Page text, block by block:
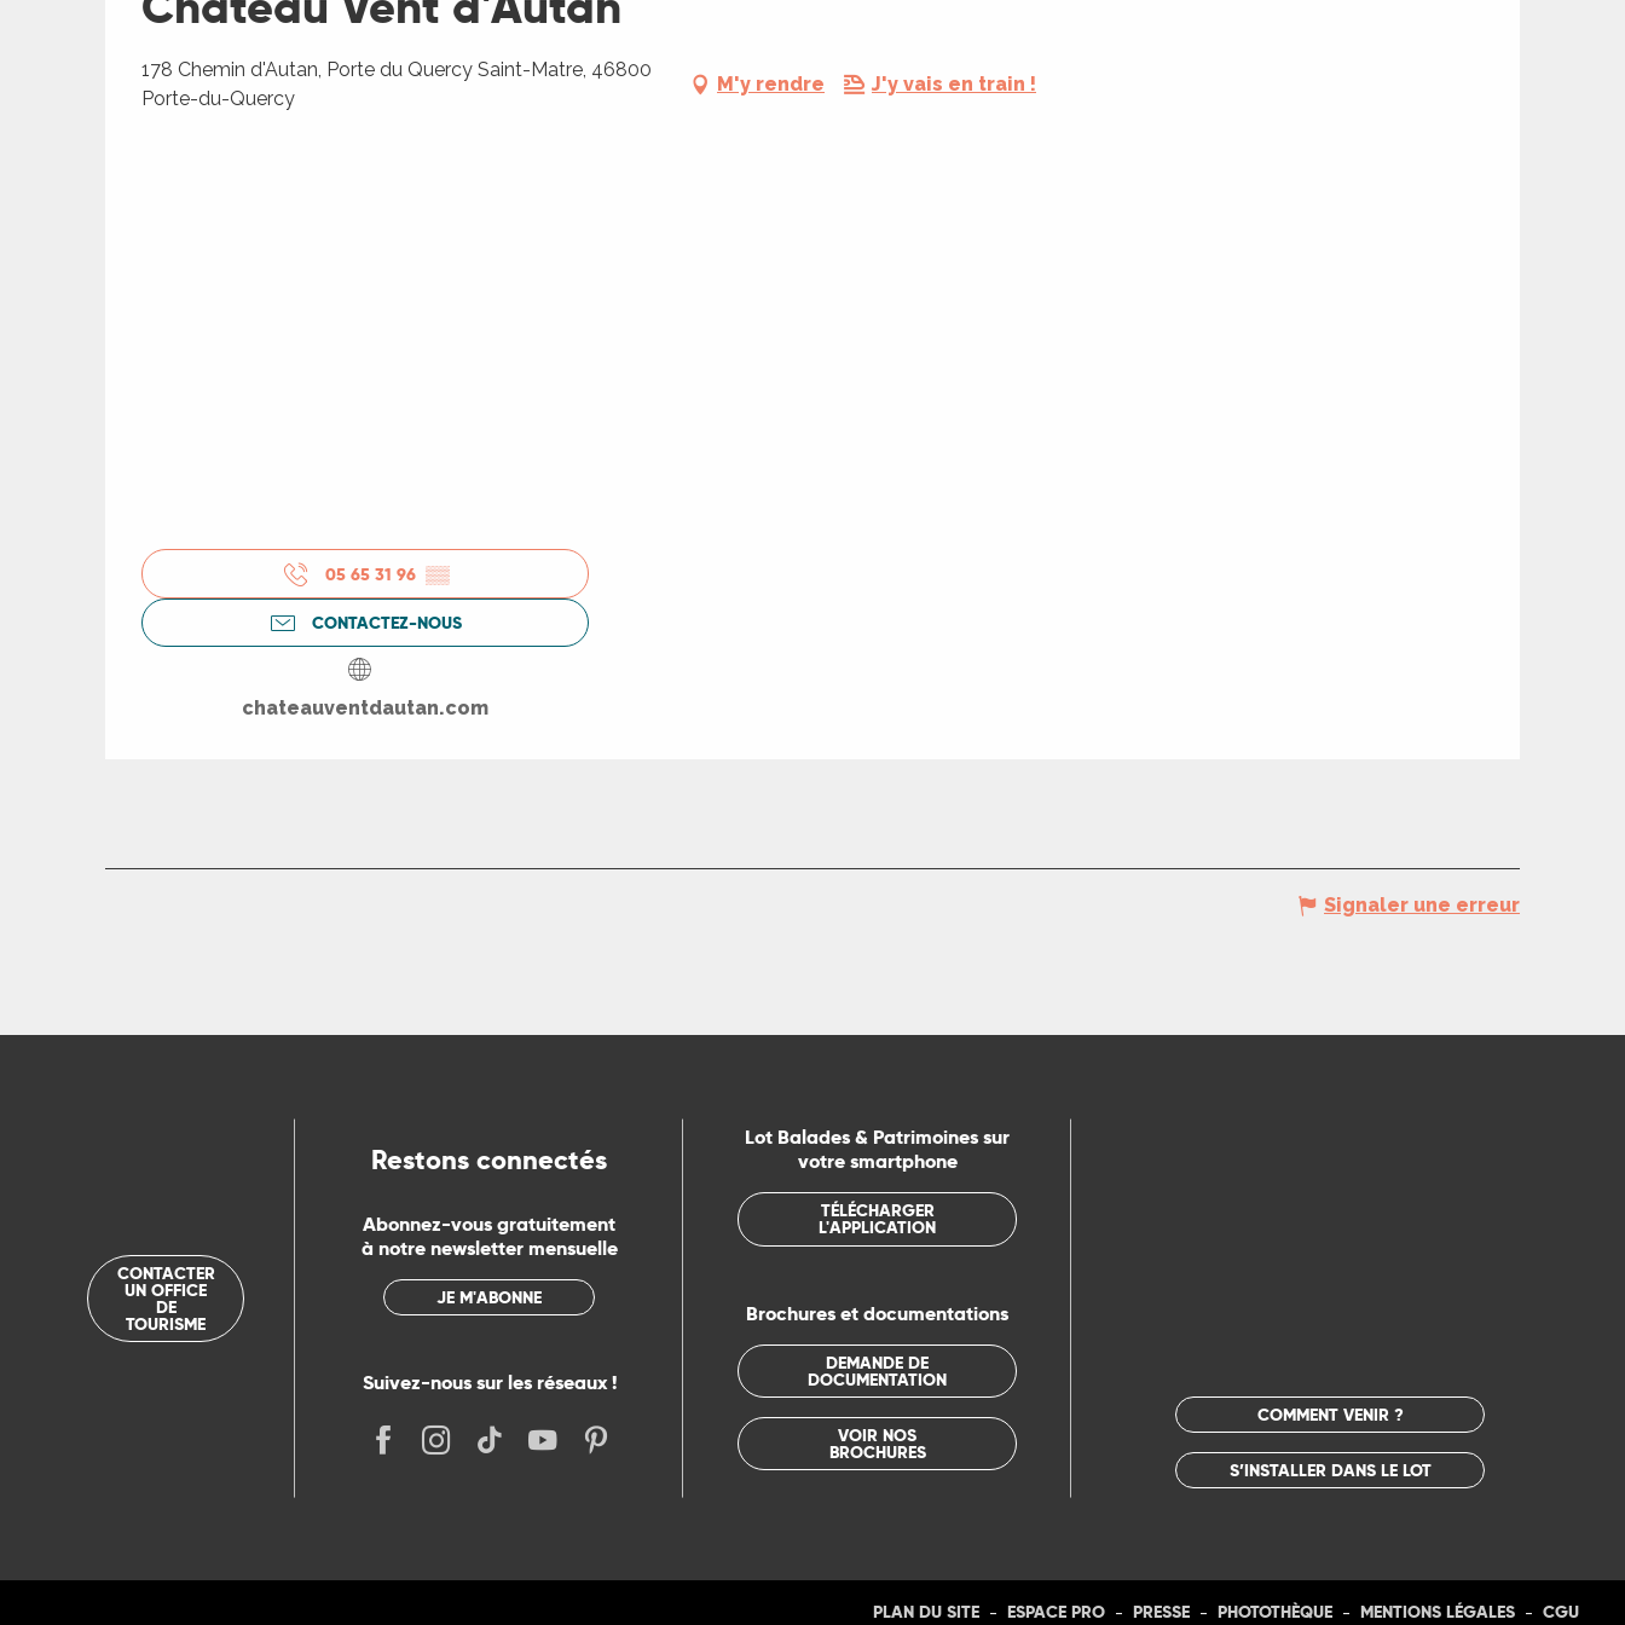
178 Chemin d'Autan, Porte du Quercy Saint-Matre, 46800
Porte-du-Quercy
M'y rendre J'y vais en train !
05 65 31 96 ▒▒
CONTACTEZ-NOUS
chateauventdautan.com
Signaler une erreur
CONTACTER
UN OFFICE
DE
TOURISME
Restons connectés
Abonnez-vous gratuitement
à notre newsletter mensuelle
JE M'ABONNE
Suivez-nous sur les réseaux !
Lot Balades & Patrimoines sur
votre smartphone
TÉLÉCHARGER
L'APPLICATION
Brochures et documentations
DEMANDE DE
DOCUMENTATION
VOIR NOS
BROCHURES
COMMENT VENIR ?
S’INSTALLER DANS LE LOT
PLAN DU SITE - ESPACE PRO - PRESSE - PHOTOTHÈQUE - MENTIONS LÉGALES - CGU